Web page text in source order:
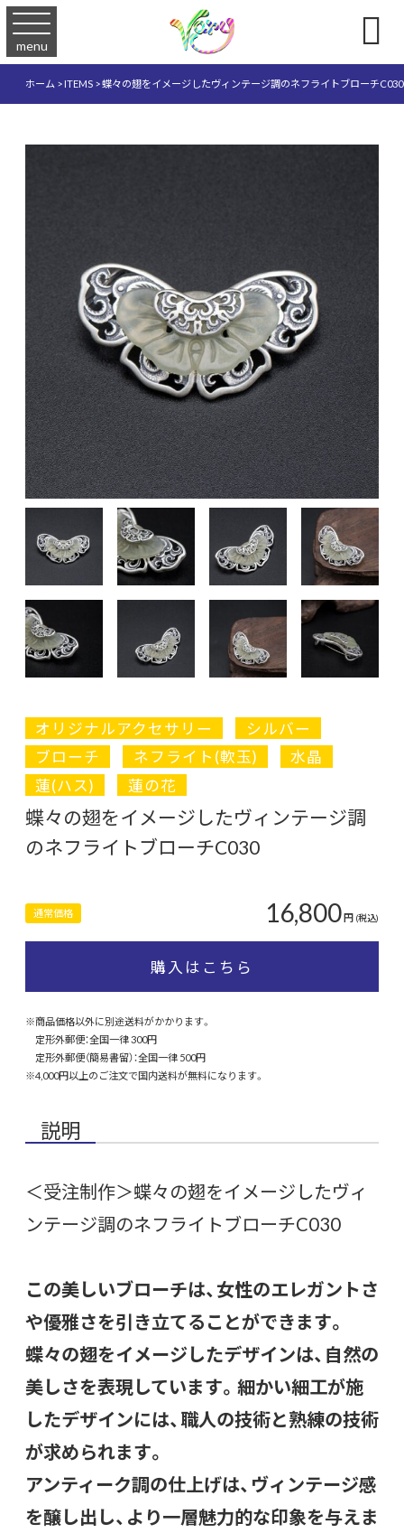
menu 
ホーム>ITEMS>蝶々の翅をイメージしたヴィンテージ調のネフライトブローチC030
オリジナルアクセサリー
シルバー
ブローチ
ネフライト(軟玉)
水晶
蓮(ハス)
蓮の花
蝶々の翅をイメージしたヴィンテージ調
のネフライトブローチC030
通常価格 16,800円 (税込)
購入はこちら
※商品価格以外に別途送料がかかります。
定形外郵便：全国一律 300円
定形外郵便（簡易書留）：全国一律 500円
※4,000円以上のご注文で国内送料が無料になります。
説明
＜受注制作＞蝶々の翅をイメージしたヴィ
ンテージ調のネフライトブローチC030
この美しいブローチは、女性のエレガントさ
や優雅さを引き立てることができます。
蝶々の翅をイメージしたデザインは、自然の
美しさを表現しています。細かい細工が施
したデザインには、職人の技術と熟練の技術
が求められます。
アンティーク調の仕上げは、ヴィンテージ感
を醸し出し、より一層魅力的な印象を与えま